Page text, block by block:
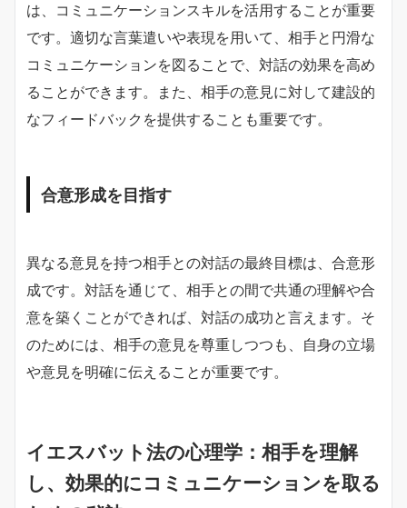
は、コミュニケーションスキルを活用することが重要
です。適切な言葉遣いや表現を用いて、相手と円滑な
コミュニケーションを図ることで、対話の効果を高め
ることができます。また、相手の意見に対して建設的
なフィードバックを提供することも重要です。
合意形成を目指す
異なる意見を持つ相手との対話の最終目標は、合意形
成です。対話を通じて、相手との間で共通の理解や合
意を築くことができれば、対話の成功と言えます。そ
のためには、相手の意見を尊重しつつも、自身の立場
や意見を明確に伝えることが重要です。
イエスバット法の心理学：相手を理解
し、効果的にコミュニケーションを取る